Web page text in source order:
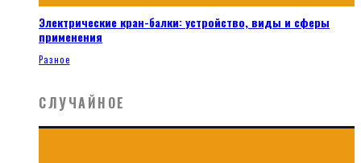
Электрические кран-балки: устройство, виды и сферы
применения
Разное
СЛУЧАЙНОЕ